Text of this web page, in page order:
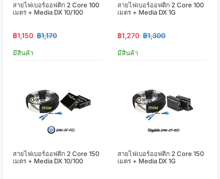
สายไฟเบอร์ออฟติก 2 Core 100
เมตร + Media DX 10/100
฿1,150 ฿1,170
มีสินค้า
สายไฟเบอร์ออฟติก 2 Core 100
เมตร + Media DX 1G
฿1,270 ฿1,300
มีสินค้า
สายไฟเบอร์ออฟติก 2 Core 150
เมตร + Media DX 10/100
สายไฟเบอร์ออฟติก 2 Core 150
เมตร + Media DX 1G